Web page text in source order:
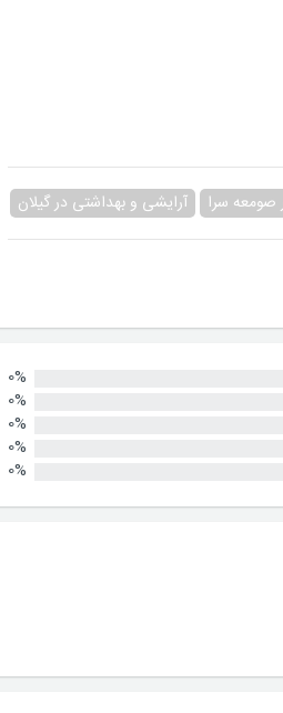
صومعه سرا آرایشی و بهداشتی در گیلان
0%
0%
0%
0%
0%